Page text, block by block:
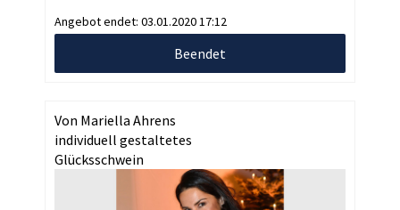
Angebot endet: 03.01.2020 17:12
Beendet
Von Mariella Ahrens
individuell gestaltetes
Glücksschwein